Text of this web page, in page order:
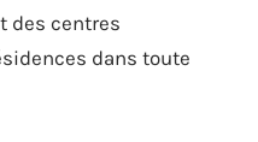
des centres
dans toute